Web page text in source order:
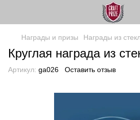
Награды и призы Награды из
Круглая награда из
Артикул: ga026 Оставить отзыв